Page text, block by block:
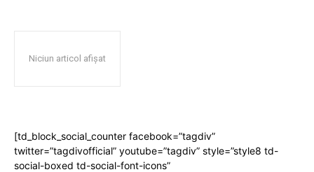
Niciun articol afișat
[td_block_social_counter facebook=”tagdiv”
twitter=”tagdivofficial” youtube=”tagdiv” style=”style8 td-
social-boxed td-social-font-icons”